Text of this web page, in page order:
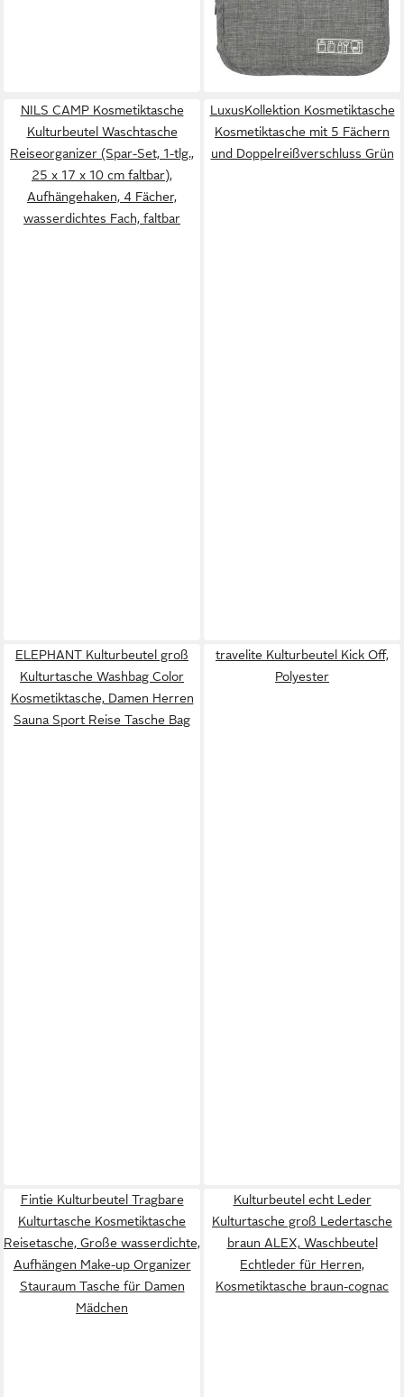
Haken grau (Kulturbeutel
faltbar Reiseorganizer mit
Haken Kosmetiktasche grau,
Kosmetiktasche faltbar
grau kompakt), faltbar Haken
Reißverschlussfächer
kompakt leicht grau Tasche
12,99 € UVP24,99 €
-48%
lieferbar - in 2-3 Werktagen bei dir
NILS CAMP Kosmetiktasche
Kulturbeutel Waschtasche
Reiseorganizer (Spar-Set, 1-tlg.,
25 x 17 x 10 cm faltbar),
Aufhängehaken, 4 Fächer,
wasserdichtes Fach, faltbar
LuxusKollektion Kosmetiktasche
Kosmetiktasche mit 5 Fächern
und Doppelreißverschluss Grün
ELEPHANT Kulturbeutel groß
Kulturtasche Washbag Color
Kosmetiktasche, Damen Herren
Sauna Sport Reise Tasche Bag
travelite Kulturbeutel Kick Off,
Polyester
Fintie Kulturbeutel Tragbare
Kulturtasche Kosmetiktasche
Reisetasche, Große wasserdichte,
Aufhängen Make-up Organizer
Stauraum Tasche für Damen
Mädchen
Kulturbeutel echt Leder
Kulturtasche groß Ledertasche
braun ALEX, Waschbeutel
Echtleder für Herren,
Kosmetiktasche braun-cognac